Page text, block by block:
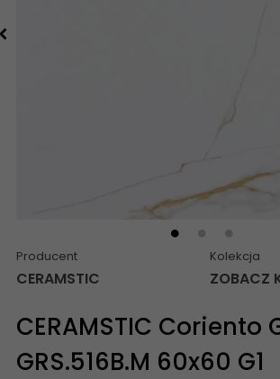
Producent
CERAMSTIC
Kolekcja
ZOBACZ
CERAMSTIC Coriento
GRS.516B.M 60x60 G1